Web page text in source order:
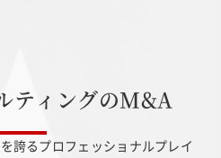
ティ ングのM&A
誇るプロフェッショナルプレイ